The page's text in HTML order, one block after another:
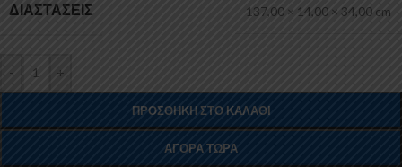
ΔΙΑΣΤΆΣΕΙΣ 137,00 × 14,00 × 34,00 cm
- +
ΠΡΟΣΘΉΚΗ ΣΤΟ ΚΑΛΆΘΙ
ΑΓΟΡΆ ΤΏΡΑ